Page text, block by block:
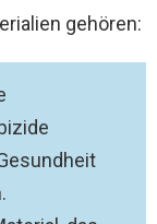
gehören: